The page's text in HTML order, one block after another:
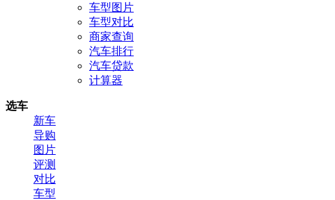
车型图片
车型对比
商家查询
汽车排行
汽车贷款
计算器
选车
新车
导购
图片
评测
对比
车型